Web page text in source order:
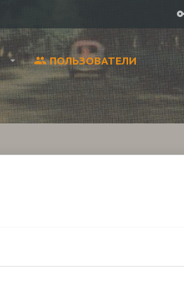
ПОЛЬЗОВАТЕЛИ